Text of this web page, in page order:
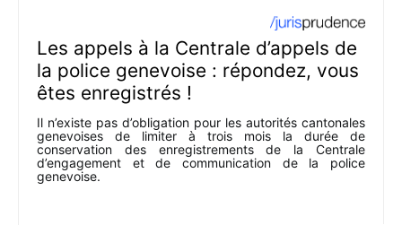
Les appels à la Centrale d’appels de
la police genevoise : répondez, vous
êtes enregistrés !
Il n’existe pas d’obligation pour les autorités cantonales
genevoises de limiter à trois mois la durée de
conservation des enregistrements de la Centrale
d’engagement et de communication de la police
genevoise.